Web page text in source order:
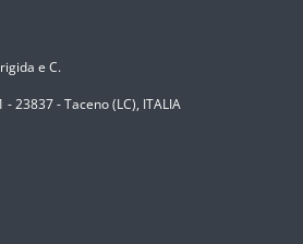
e C.
23837 - Taceno (LC), ITALIA